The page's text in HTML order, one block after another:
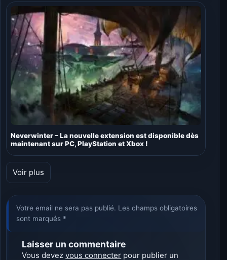
Neverwinter – La nouvelle extension est disponible dès
maintenant sur PC, PlayStation et Xbox !
Voir plus
Votre email ne sera pas publié. Les champs obligatoires
sont marqués *
Laisser un commentaire
Vous devezvous connecter pour publier un